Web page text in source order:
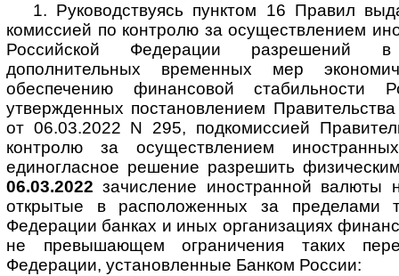
1. Руководствуясь пунктом 16 Правил
комиссией по контролю за осуществлением
Российской Федерации разрешений
дополнительных временных мер
обеспечению финансовой стабильности
утвержденных постановлением
от 06.03.2022 N 295, подкомиссией
контролю за осуществлением
единогласное решение разрешить
06.03.2022 зачисление иностранной валюты
открытые в расположенных за пределами
Федерации банках и иных организациях
не превышающем ограничения таких
Федерации, установленные Банком России: